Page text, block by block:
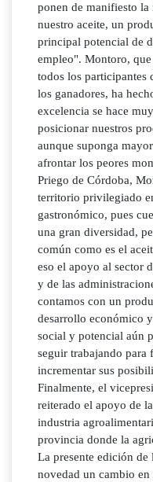
ponen de manifiesto
nuestro aceite, un
principal potencial de
empleo". Montoro,
todos los participantes
los ganadores, ha
excelencia se hace
posicionar nuestros
aunque suponga
afrontar los peores
Priego de Córdoba,
territorio privilegiado
gastronómico, pues
una gran diversidad,
común como es el
eso el apoyo al sector
y de las
contamos con un
desarrollo económico
social y potencial aún
seguir trabajando para
incrementar sus
Finalmente, el
reiterado el apoyo de
industria
provincia donde la
La presente edición
novedad un cambio